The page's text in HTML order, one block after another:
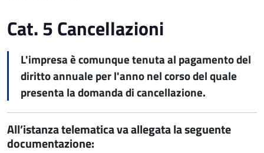
Cat. 5 Cancellazioni
L'impresa è comunque tenuta al pagamento del
diritto annuale per l'anno nel corso del quale
presenta la domanda di cancellazione.
All’istanza telematica va allegata la seguente
documentazione: